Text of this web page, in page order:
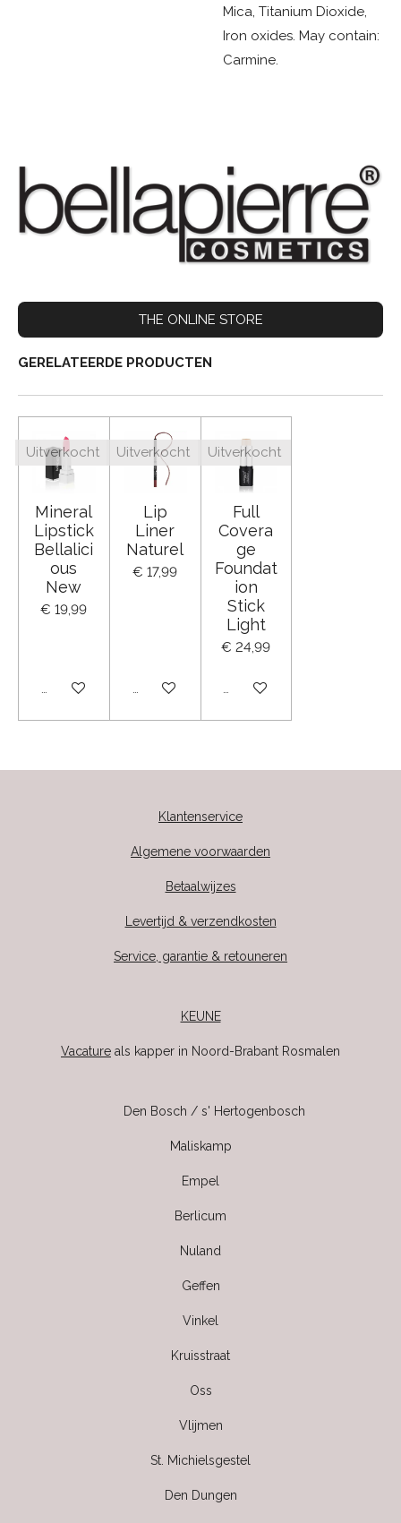
Mica, Titanium Dioxide,
Iron oxides. May contain:
Carmine.
THE ONLINE STORE
GERELATEERDE PRODUCTEN
Uitverkocht
Mineral
Lipstick
Bellalici
ous
New
€ 19,99
Uitverkocht
Uitverkocht
Lip
Liner
Naturel
€ 17,99
Uitverkocht
Uitverkocht
Full
Covera
ge
Foundat
ion
Stick
Light
€ 24,99
Uitverkocht
Klantenservice
Algemene voorwaarden
Betaalwijzes
Levertijd & verzendkosten
Service, garantie & retouneren
KEUNE
Vacature als kapper in Noord-Brabant Rosmalen
Den Bosch / s' Hertogenbosch
Maliskamp
Empel
Berlicum
Nuland
Geffen
Vinkel
Kruisstraat
Oss
Vlijmen
St. Michielsgestel
Den Dungen